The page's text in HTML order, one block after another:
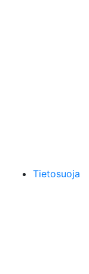
Tietosuoja